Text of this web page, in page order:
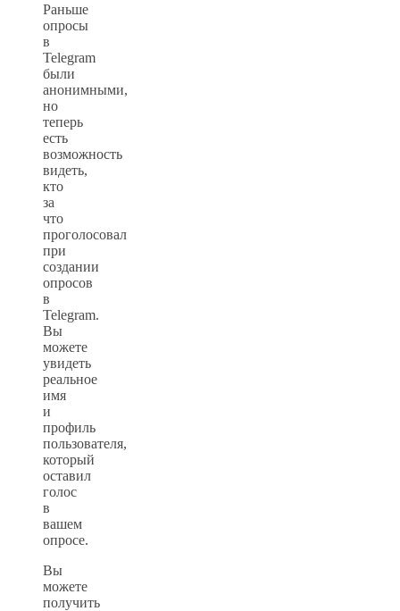
Раньше
опросы
в
Telegram
были
анонимными,
но
теперь
есть
возможность
видеть,
кто
за
что
проголосовал
при
создании
опросов
в
Telegram.
Вы
можете
увидеть
реальное
имя
и
профиль
пользователя,
который
оставил
голос
в
вашем
опросе.
Вы
можете
получить